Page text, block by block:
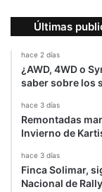
Últimas
hace 2 días
¿AWD, 4WD o
saber sobre los
hace 3 días
Remontadas
Invierno de
hace 3 días
Finca Solimar,
Nacional de Rally